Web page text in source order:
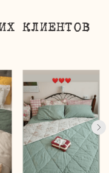
КЛИЕНТОВ